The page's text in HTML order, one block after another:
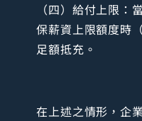
（四）給付上限：
保薪資上限額度時
足額抵充。
在上述之情形，企